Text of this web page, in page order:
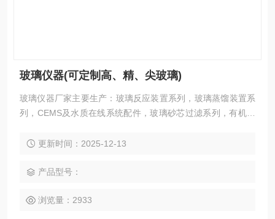
玻璃仪器(可定制高、精、尖玻璃)
玻璃仪器厂家主要生产：玻璃反应装置系列，玻璃蒸馏装置系
列，CEMS及水质在线系统配件，玻璃砂芯过滤系列，有机玻
璃仪器系列，玻璃成套仪器系列，玻璃镀银及高真空仪器系
更新时间：2025-12-13
产品型号：
浏览量：2933